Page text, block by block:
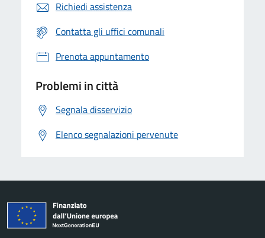
Richiedi assistenza
Contatta gli uffici comunali
Prenota appuntamento
Problemi in città
Segnala disservizio
Elenco segnalazioni pervenute